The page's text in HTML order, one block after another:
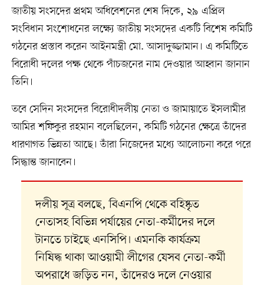
জাতীয় সংসদের প্রথম অধিবেশনের শেষ দিকে, ২৯ এপ্রিল
সংবিধান সংশোধনের লক্ষ্যে জাতীয় সংসদের একটি বিশেষ কমিটি
গঠনের প্রস্তাব করেন আইনমন্ত্রী মো. আসাদুজ্জামান। এ কমিটিতে
বিরোধী দলের পক্ষ থেকে পাঁচজনের নাম দেওয়ার আহ্বান জানান
তিনি।
তবে সেদিন সংসদের বিরোধীদলীয় নেতা ও জামায়াতে ইসলামীর
আমির শফিকুর রহমান বলেছিলেন, কমিটি গঠনের ক্ষেত্রে তাঁদের
ধারণাগত ভিন্নতা আছে। তাঁরা নিজেদের মধ্যে আলোচনা করে পরে
সিদ্ধান্ত জানাবেন।
দলীয় সূত্র বলছে, বিএনপি থেকে বহিষ্কৃত
নেতাসহ বিভিন্ন পর্যায়ের নেতা-কর্মীদের দলে
টানতে চাইছে এনসিপি। এমনকি কার্যক্রম
নিষিদ্ধ থাকা আওয়ামী লীগের যেসব নেতা-কর্মী
অপরাধে জড়িত নন, তাঁদেরও দলে নেওয়ার